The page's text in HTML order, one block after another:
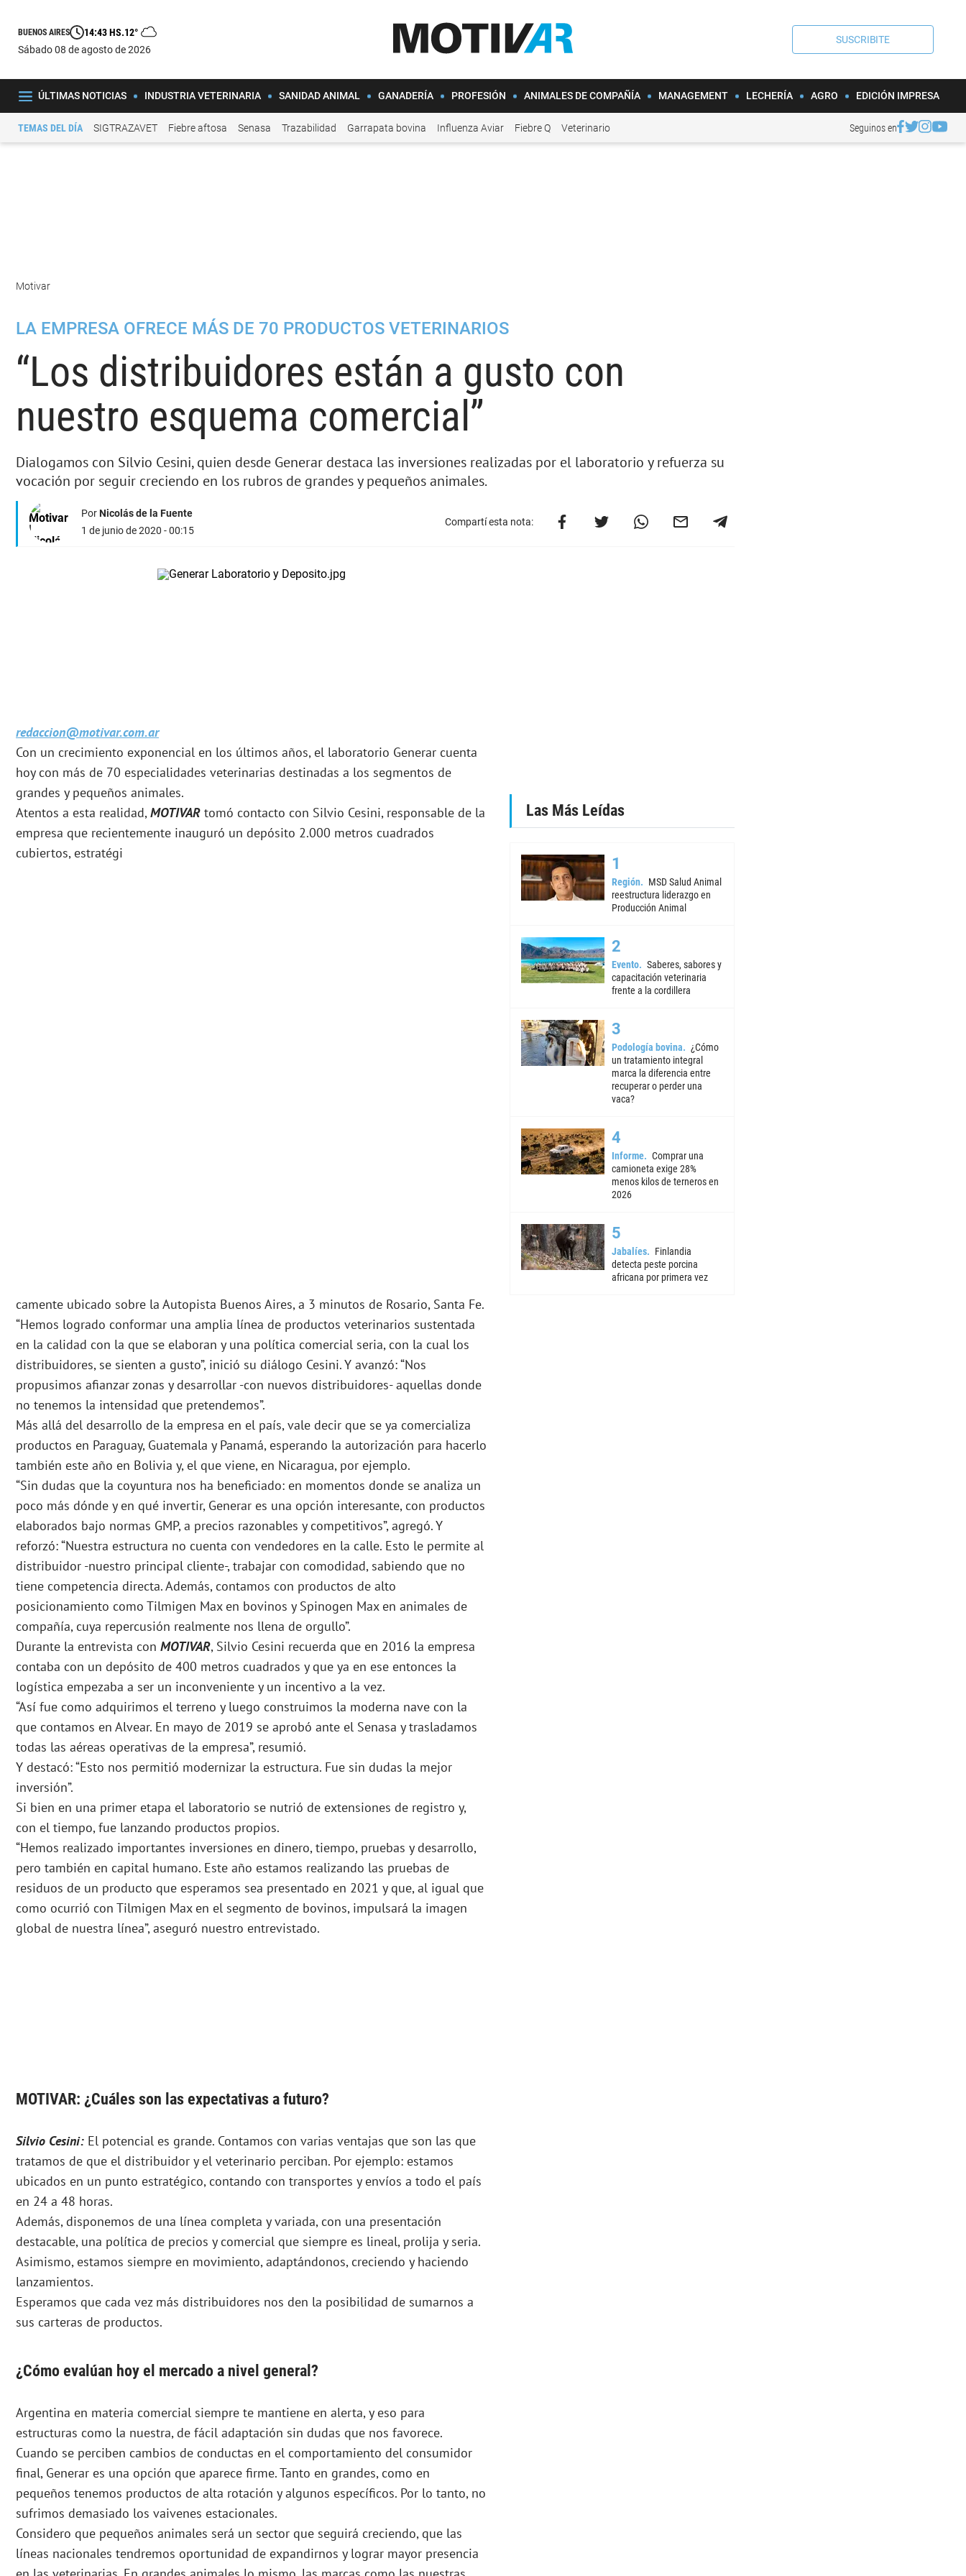
BUENOS AIRES 14:43 HS.12°
sábado 08 de agosto de 2026
SUSCRIBITE
ÚLTIMAS NOTICIAS INDUSTRIA VETERINARIA SANIDAD ANIMAL GANADERÍA PROFESIÓN ANIMALES DE COMPAÑÍA MANAGEMENT LECHERÍA AGRO EDICIÓN IMPRESA
TEMAS DEL DÍA SIGTRAZAVET Fiebre aftosa Senasa Trazabilidad Garrapata bovina Influenza Aviar Fiebre Q Veterinario Seguinos en
Motivar
LA EMPRESA OFRECE MÁS DE 70 PRODUCTOS VETERINARIOS
“Los distribuidores están a gusto con
nuestro esquema comercial”
Dialogamos con Silvio Cesini, quien desde Generar destaca las inversiones realizadas por el laboratorio y refuerza su
vocación por seguir creciendo en los rubros de grandes y pequeños animales.
PorNicolás de la Fuente
1 de junio de 2020 - 00:15
Compartí esta nota:
redaccion@motivar.com.ar
Con un crecimiento exponencial en los últimos años, el laboratorio Generar cuenta
hoy con más de 70 especialidades veterinarias destinadas a los segmentos de
grandes y pequeños animales.
Atentos a esta realidad,MOTIVAR tomó contacto con Silvio Cesini, responsable de la
empresa que recientemente inauguró un depósito 2.000 metros cuadrados
cubiertos, estratégi
camente ubicado sobre la Autopista Buenos Aires, a 3 minutos de Rosario, Santa Fe.
“Hemos logrado conformar una amplia línea de productos veterinarios sustentada
en la calidad con la que se elaboran y una política comercial seria, con la cual los
distribuidores, se sienten a gusto”, inició su diálogo Cesini. Y avanzó: “Nos
propusimos afianzar zonas y desarrollar -con nuevos distribuidores- aquellas donde
no tenemos la intensidad que pretendemos”.
Más allá del desarrollo de la empresa en el país, vale decir que se ya comercializa
productos en Paraguay, Guatemala y Panamá, esperando la autorización para hacerlo
también este año en Bolivia y, el que viene, en Nicaragua, por ejemplo.
“Sin dudas que la coyuntura nos ha beneficiado: en momentos donde se analiza un
poco más dónde y en qué invertir, Generar es una opción interesante, con productos
elaborados bajo normas GMP, a precios razonables y competitivos”, agregó. Y
reforzó: “Nuestra estructura no cuenta con vendedores en la calle. Esto le permite al
distribuidor -nuestro principal cliente-, trabajar con comodidad, sabiendo que no
tiene competencia directa. Además, contamos con productos de alto
posicionamiento como Tilmigen Max en bovinos y Spinogen Max en animales de
compañía, cuya repercusión realmente nos llena de orgullo”.
Durante la entrevista con MOTIVAR, Silvio Cesini recuerda que en 2016 la empresa
contaba con un depósito de 400 metros cuadrados y que ya en ese entonces la
logística empezaba a ser un inconveniente y un incentivo a la vez.
“Así fue como adquirimos el terreno y luego construimos la moderna nave con la
que contamos en Alvear. En mayo de 2019 se aprobó ante el Senasa y trasladamos
todas las aéreas operativas de la empresa”, resumió.
Y destacó: “Esto nos permitió modernizar la estructura. Fue sin dudas la mejor
inversión”.
Si bien en una primer etapa el laboratorio se nutrió de extensiones de registro y,
con el tiempo, fue lanzando productos propios.
“Hemos realizado importantes inversiones en dinero, tiempo, pruebas y desarrollo,
pero también en capital humano. Este año estamos realizando las pruebas de
residuos de un producto que esperamos sea presentado en 2021 y que, al igual que
como ocurrió con Tilmigen Max en el segmento de bovinos, impulsará la imagen
global de nuestra línea”, aseguró nuestro entrevistado.
MOTIVAR: ¿Cuáles son las expectativas a futuro?
Silvio Cesini: El potencial es grande. Contamos con varias ventajas que son las que
tratamos de que el distribuidor y el veterinario perciban. Por ejemplo: estamos
ubicados en un punto estratégico, contando con transportes y envíos a todo el país
en 24 a 48 horas.
Además, disponemos de una línea completa y variada, con una presentación
destacable, una política de precios y comercial que siempre es lineal, prolija y seria.
Asimismo, estamos siempre en movimiento, adaptándonos, creciendo y haciendo
lanzamientos.
Esperamos que cada vez más distribuidores nos den la posibilidad de sumarnos a
sus carteras de productos.
¿Cómo evalúan hoy el mercado a nivel general?
Argentina en materia comercial siempre te mantiene en alerta, y eso para
estructuras como la nuestra, de fácil adaptación sin dudas que nos favorece.
Cuando se perciben cambios de conductas en el comportamiento del consumidor
final, Generar es una opción que aparece firme. Tanto en grandes, como en
pequeños tenemos productos de alta rotación y algunos específicos. Por lo tanto, no
sufrimos demasiado los vaivenes estacionales.
Considero que pequeños animales será un sector que seguirá creciendo, que las
líneas nacionales tendremos oportunidad de expandirnos y lograr mayor presencia
Las Más Leídas
Región
MSD Salud Animal
reestructura liderazgo en
Producción Animal
Evento
Saberes, sabores y
capacitación veterinaria
frente a la cordillera
Podología bovina
¿Cómo
un tratamiento integral
marca la diferencia entre
recuperar o perder una
vaca?
Informe
Comprar una
camioneta exige 28%
menos kilos de terneros en
2026
Jabalíes
Finlandia
detecta peste porcina
africana por primera vez